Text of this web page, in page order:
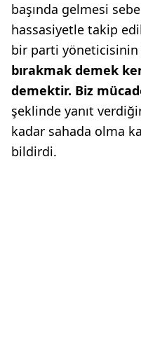
başında gelmesi
hassasiyetle takip
bir parti yöneticisinin
bırakmak demek
demektir. Biz
şeklinde yanıt
kadar sahada olma
bildirdi.